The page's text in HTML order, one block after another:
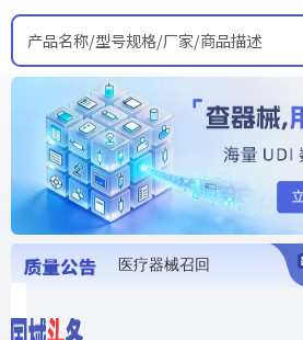
产品名称/型号规格/厂家/商品描述
医疗器械召回